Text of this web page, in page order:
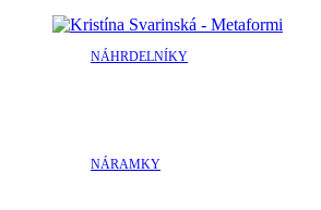
NÁHRDELNÍKY
NÁRAMKY